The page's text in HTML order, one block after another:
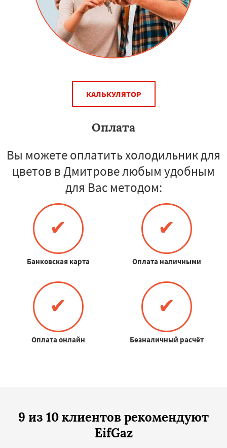
КАЛЬКУЛЯТОР
Оплата
Вы можете оплатить холодильник для
цветов в Дмитрове любым удобным
для Вас методом:
✔
Банковская карта
✔
Оплата наличными
✔
Оплата онлайн
✔
Безналичный расчёт
9 из 10 клиентов рекомендуют
EifGaz